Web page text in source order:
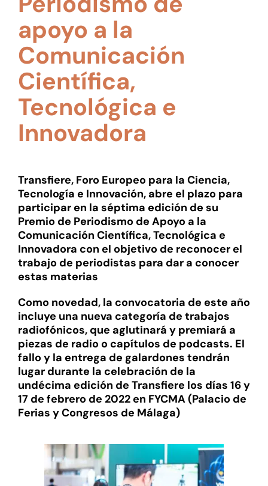
apoyo a la
Comunicación
Científica,
Tecnológica e
Innovadora
Transfiere, Foro Europeo para la Ciencia,
Tecnología e Innovación, abre el plazo para
participar en la séptima edición de su
Premio de Periodismo de Apoyo a la
Comunicación Científica, Tecnológica e
Innovadora con el objetivo de reconocer el
trabajo de periodistas para dar a conocer
estas materias
Como novedad, la convocatoria de este año
incluye una nueva categoría de trabajos
radiofónicos, que aglutinará y premiará a
piezas de radio o capítulos de podcasts. El
fallo y la entrega de galardones tendrán
lugar durante la celebración de la
undécima edición de Transfiere los días 16 y
17 de febrero de 2022 en FYCMA (Palacio de
Ferias y Congresos de Málaga)